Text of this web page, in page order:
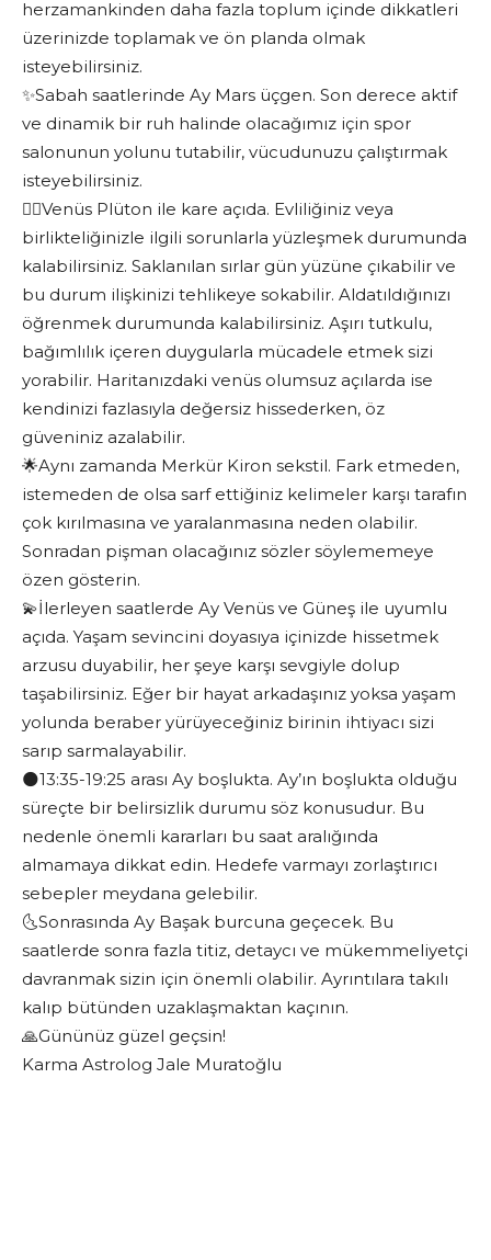
herzamankinden daha fazla toplum içinde dikkatleri
üzerinizde toplamak ve ön planda olmak
isteyebilirsiniz.
✨Sabah saatlerinde Ay Mars üçgen. Son derece aktif
ve dinamik bir ruh halinde olacağımız için spor
salonunun yolunu tutabilir, vücudunuzu çalıştırmak
isteyebilirsiniz.
❤️‍🔥Venüs Plüton ile kare açıda. Evliliğiniz veya
birlikteliğinizle ilgili sorunlarla yüzleşmek durumunda
kalabilirsiniz. Saklanılan sırlar gün yüzüne çıkabilir ve
bu durum ilişkinizi tehlikeye sokabilir. Aldatıldığınızı
öğrenmek durumunda kalabilirsiniz. Aşırı tutkulu,
bağımlılık içeren duygularla mücadele etmek sizi
yorabilir. Haritanızdaki venüs olumsuz açılarda ise
kendinizi fazlasıyla değersiz hissederken, öz
güveniniz azalabilir.
🌟Aynı zamanda Merkür Kiron sekstil. Fark etmeden,
istemeden de olsa sarf ettiğiniz kelimeler karşı tarafın
çok kırılmasına ve yaralanmasına neden olabilir.
Sonradan pişman olacağınız sözler söylememeye
özen gösterin.
💫İlerleyen saatlerde Ay Venüs ve Güneş ile uyumlu
açıda. Yaşam sevincini doyasıya içinizde hissetmek
arzusu duyabilir, her şeye karşı sevgiyle dolup
taşabilirsiniz. Eğer bir hayat arkadaşınız yoksa yaşam
yolunda beraber yürüyeceğiniz birinin ihtiyacı sizi
sarıp sarmalayabilir.
🌑13:35-19:25 arası Ay boşlukta. Ay’ın boşlukta olduğu
süreçte bir belirsizlik durumu söz konusudur. Bu
nedenle önemli kararları bu saat aralığında
almamaya dikkat edin. Hedefe varmayı zorlaştırıcı
sebepler meydana gelebilir.
🌜Sonrasında Ay Başak burcuna geçecek. Bu
saatlerde sonra fazla titiz, detaycı ve mükemmeliyetçi
davranmak sizin için önemli olabilir. Ayrıntılara takılı
kalıp bütünden uzaklaşmaktan kaçının.
🙏Gününüz güzel geçsin!
Karma Astrolog Jale Muratoğlu